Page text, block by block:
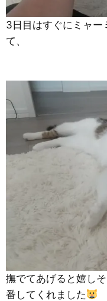
3日目はすぐにミャー
て、
撫でてあげると嬉し
番してくれました